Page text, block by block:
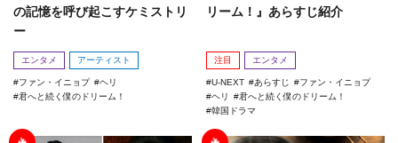
の記憶を呼び起こすケミストリ
ー
エンタメ アーティスト
ファン・イニョプ
ヘリ
君へと続く僕のドリーム！
リーム！』あらすじ紹介
注目 エンタメ
U-NEXT あらすじ
ファン・イニョプ
ヘリ
君へと続く僕のドリーム！
韓国ドラマ